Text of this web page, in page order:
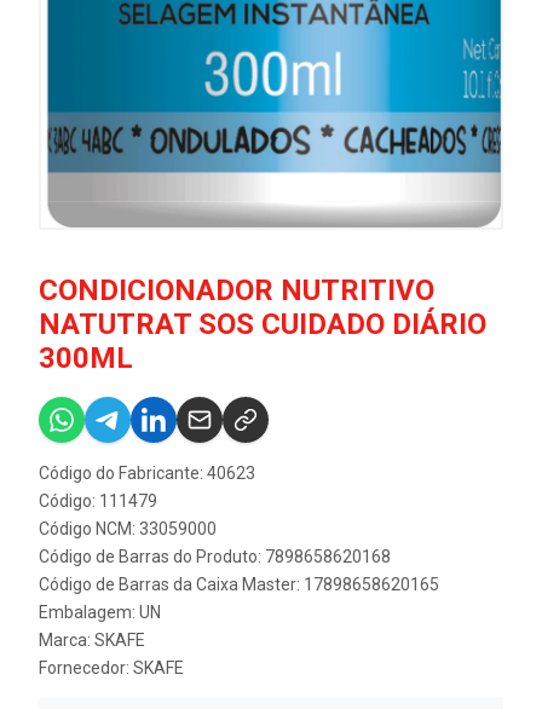
CONDICIONADOR NUTRITIVO
NATUTRAT SOS CUIDADO DIÁRIO
300ML
Código do Fabricante: 40623
Código: 111479
Código NCM: 33059000
Código de Barras do Produto: 7898658620168
Código de Barras da Caixa Master: 17898658620165
Embalagem: UN
Marca: SKAFE
Fornecedor: SKAFE